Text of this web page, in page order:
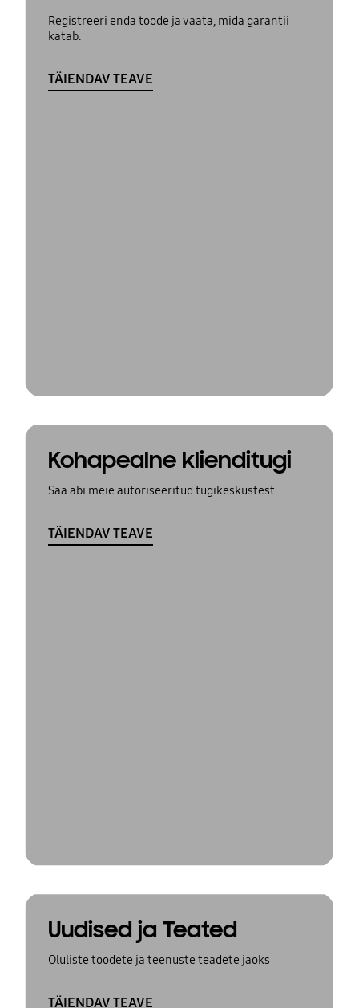
Registreeri enda toode ja vaata, mida garantii
katab.
TÄIENDAV TEAVE
Kohapealne klienditugi
Saa abi meie autoriseeritud tugikeskustest
TÄIENDAV TEAVE
Uudised ja Teated
Oluliste toodete ja teenuste teadete jaoks
TÄIENDAV TEAVE